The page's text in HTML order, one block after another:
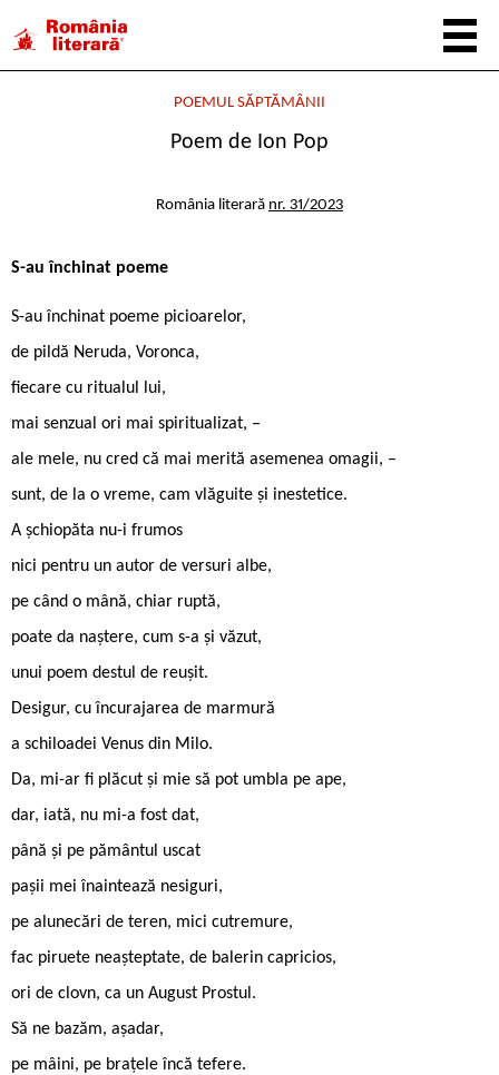
POEMUL SĂPTĂMÂNII
Poem de Ion Pop
România literară nr. 31/2023
S-au închinat poeme
S-au închinat poeme picioarelor,
de pildă Neruda, Voronca,
fiecare cu ritualul lui,
mai senzual ori mai spiritualizat, –
ale mele, nu cred că mai merită asemenea omagii, –
sunt, de la o vreme, cam vlăguite și inestetice.
A șchiopăta nu-i frumos
nici pentru un autor de versuri albe,
pe când o mână, chiar ruptă,
poate da naștere, cum s-a și văzut,
unui poem destul de reușit.
Desigur, cu încurajarea de marmură
a schiloadei Venus din Milo.
Da, mi-ar fi plăcut și mie să pot umbla pe ape,
dar, iată, nu mi-a fost dat,
până și pe pământul uscat
pașii mei înaintează nesiguri,
pe alunecări de teren, mici cutremure,
fac piruete neașteptate, de balerin capricios,
ori de clovn, ca un August Prostul.
Să ne bazăm, așadar,
pe mâini, pe braţele încă tefere.